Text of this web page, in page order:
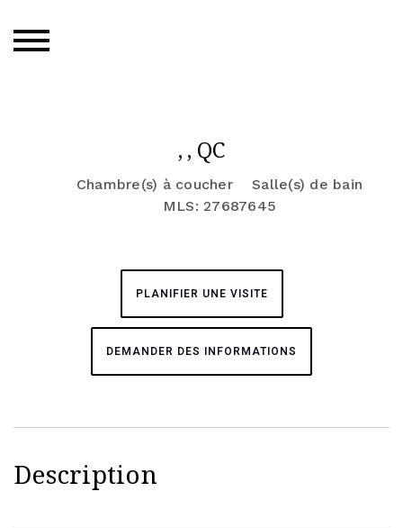
, , QC
Chambre(s) à coucher
Salle(s) de bain
MLS: 27687645
PLANIFIER UNE VISITE
DEMANDER DES INFORMATIONS
Description